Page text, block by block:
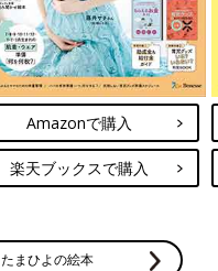
Amazonで購入
楽天ブックスで購入
たまひよの絵本